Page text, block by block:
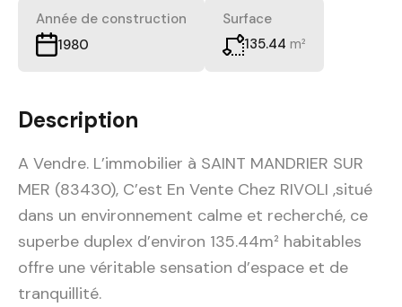
Année de construction
1980
Surface
135.44 m²
Description
A Vendre. L’immobilier à SAINT MANDRIER SUR
MER (83430), C’est En Vente Chez RIVOLI ,situé
dans un environnement calme et recherché, ce
superbe duplex d’environ 135.44m² habitables
offre une véritable sensation d’espace et de
tranquillité.